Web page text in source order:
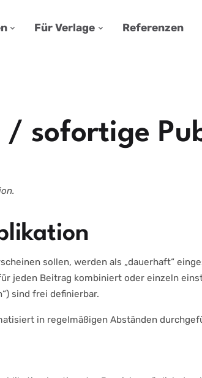
Für Verlage Referenzen
/ sofortige
sollen, werden als „dauerhaft“
jeden Beitrag kombiniert oder einzeln
sind frei definierbar.
in regelmäßigen Abständen